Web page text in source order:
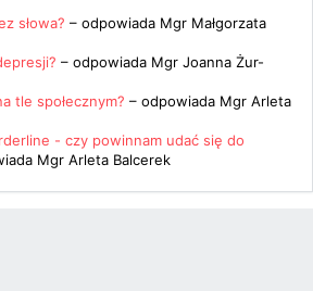
słowa? – odpowiada Mgr Małgorzata
– odpowiada Mgr Joanna Żur-
tle społecznym? – odpowiada Mgr Arleta
- czy powinnam udać się do
Mgr Arleta Balcerek